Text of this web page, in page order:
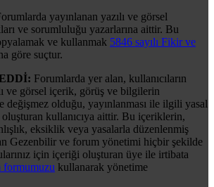
yayınlanan yazılı ve görsel
ve sorumluluğu yazarlarına aittir. Bu
ve kullanmak 5846 sayılı Fikir ve
göre suçtur.
Forumlarda yer alan, kullanıcıların
ve görsel içerik, görüş ve bilgilerin
değişmez olduğu, yayınlanması ile ilgili yasal
kullanıcıya aittir. Bu içeriklerin,
eksiklik veya yasalarla düzenlenmiş
Gezenbilir ve forum yönetimi hiçbir şekilde
için içeriği oluşturan üye ile irtibata
formumuzu kullanarak yönetime